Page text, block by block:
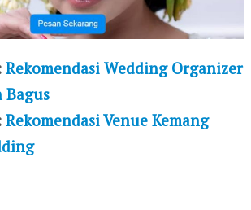
Rekomendasi Wedding Organizer
Rekomendasi Venue Kemang